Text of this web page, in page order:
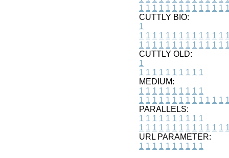
1 1 1 1 1 1 1 1 1 1 1 1 1 1
CUTTLY BIO:
1
1 1 1 1 1 1 1 1 1 1 1 1 1 1
1 1 1 1 1 1 1 1 1 1 1 1 1 1
CUTTLY OLD:
1
1 1 1 1 1 1 1 1 1 1
MEDIUM:
1 1 1 1 1 1 1 1 1 1
1 1 1 1 1 1 1 1 1 1 1 1 1 1
PARALLELS:
1 1 1 1 1 1 1 1 1 1
1 1 1 1 1 1 1 1 1 1 1 1 1 1
URL PARAMETER:
1 1 1 1 1 1 1 1 1 1